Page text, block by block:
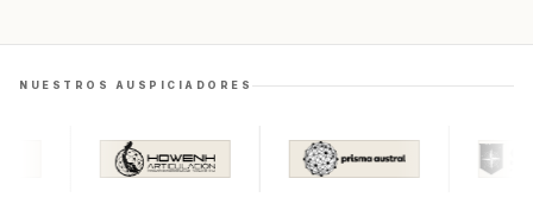
NUESTROS AUSPICIADORES